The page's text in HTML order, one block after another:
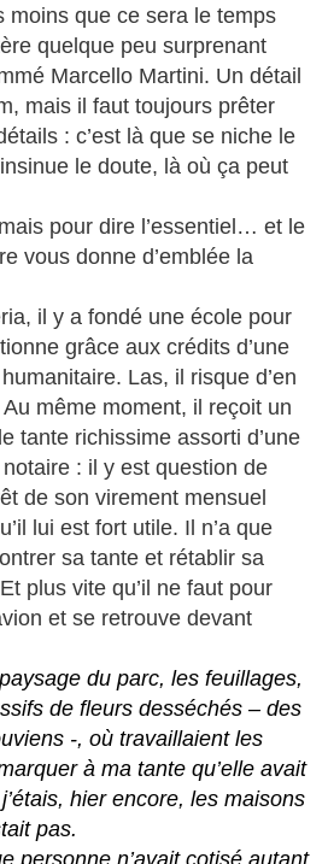
moins que ce sera le temps
quelque peu surprenant
Marcello Martini. Un détail
mais il faut toujours prêter
: c’est là que se niche le
le doute, là où ça peut
pour dire l’essentiel… et le
vous donne d’emblée la
il y a fondé une école pour
grâce aux crédits d’une
Las, il risque d’en
même moment, il reçoit un
tante richissime assorti d’une
: il y est question de
de son virement mensuel
lui est fort utile. Il n’a que
sa tante et rétablir sa
plus vite qu’il ne faut pour
et se retrouve devant
du parc, les feuillages,
de fleurs desséchés – des
-, où travaillaient les
à ma tante qu’elle avait
hier encore, les maisons
pas.